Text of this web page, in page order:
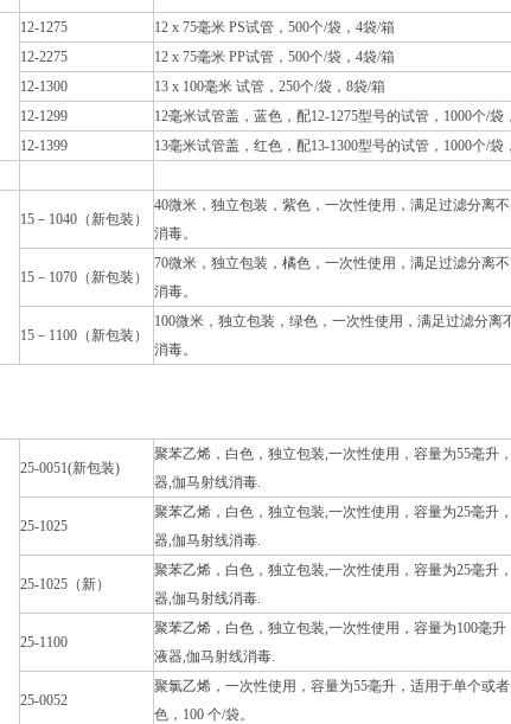
12-1275 12 x 75毫米 PS试管，500个/袋，4袋/箱
12-2275
12 x 75毫米 PP试管，500个/袋，4袋/箱
12-1300
13 x 100毫米 试管，250个/袋，8袋/箱
12-1299
12毫米试管盖，蓝色，配12-1275型号的试管，1000个/袋
12-1399
13毫米试管盖，红色，配13-1300型号的试管，1000个/袋
15－1040（新包装）
40微米，独立包装，紫色，一次性使用，满足过滤分离
消毒。
15－1070（新包装）
70微米，独立包装，橘色，一次性使用，满足过滤分离
消毒。
15－1100（新包装）
100微米，独立包装，绿色，一次性使用，满足过滤分离
消毒。
25-0051(新包装)
聚苯乙烯，白色，独立包装,一次性使用，容量为55毫升
器,伽马射线消毒.
25-1025
聚苯乙烯，白色，独立包装,一次性使用，容量为25毫升
器,伽马射线消毒.
25-1025（新）
聚苯乙烯，白色，独立包装,一次性使用，容量为25毫升
器,伽马射线消毒.
25-1100
聚苯乙烯，白色，独立包装,一次性使用，容量为100毫
液器,伽马射线消毒.
25-0052
聚氯乙烯，一次性使用，容量为55毫升，适用于单个或
色，100 个/袋。